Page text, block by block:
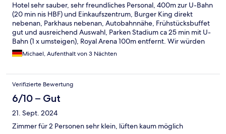
Hotel sehr sauber, sehr freundliches Personal, 400m zur U-Bahn
(20 min nis HBF) und Einkaufszentrum, Burger King direkt
nebenan, Parkhaus nebenan, Autobahnnähe, Frühstücksbuffet
gut und ausreichend Auswahl, Parken Stadium ca 25 min mit U-
Bahn (1 x umsteigen), Royal Arena 100m entfernt. Wir würden
das Hotel wieder buchen.
Michael, Aufenthalt von 3 Nächten
Verifizierte Bewertung
6/10 – Gut
21. Sept. 2024
Zimmer für 2 Personen sehr klein, lüften kaum möglich